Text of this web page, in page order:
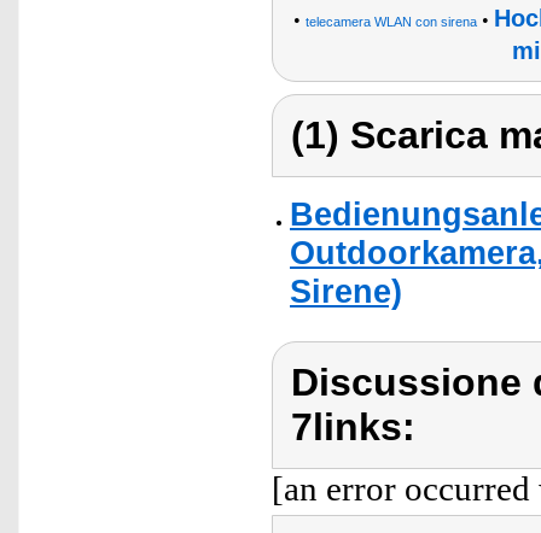
• telecamera WLAN con sirena •
(1) Scarica
Sirene)
Discussione
7links:
[an error